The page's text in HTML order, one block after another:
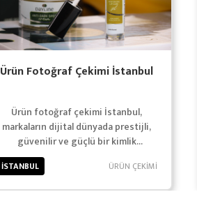
Ürün Fotoğraf Çekimi İstanbul
Ürün fotoğraf çekimi İstanbul,
markaların dijital dünyada prestijli,
güvenilir ve güçlü bir kimlik
oluşturabilmesi için kritik bir
İSTANBUL ÜRÜN ÇEKİMİ